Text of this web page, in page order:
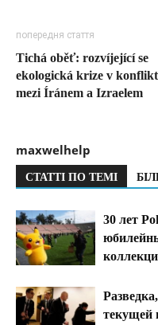
попередня стаття
Tichá oběť: rozvíjející se
ekologická krize v
mezi Íránem a Izraelem
maxwelhelp
СТАТТІ ПО ТЕМІ
30 лет
текущей